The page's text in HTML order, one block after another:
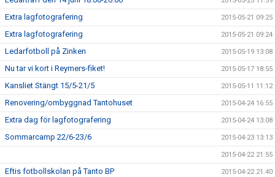
Extra lagfotografering 2015-05-21 09:25
Extra lagfotografering 2015-05-21 09:24
Ledarfotboll på Zinken 2015-05-19 13:08
Nu tar vi kort i Reymers-fiket! 2015-05-17 18:55
Kansliet Stängt 15/5-21/5 2015-05-11 11:12
Renovering/ombyggnad Tantohuset 2015-04-24 16:55
Extra dag för lagfotografering 2015-04-24 13:08
Sommarcamp 22/6-23/6 2015-04-23 13:13
2015-04-22 21:55
Eftis fotbollskolan på Tanto BP 2015-04-22 21:40